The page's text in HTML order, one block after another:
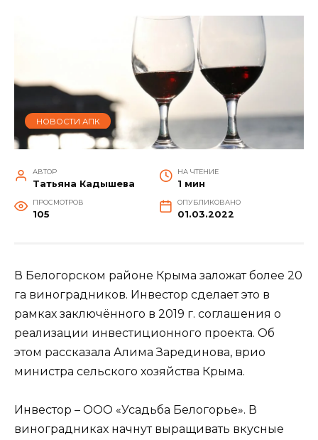
НОВОСТИ АПК
АВТОР
Татьяна Кадышева
НА ЧТЕНИЕ
1 мин
ПРОСМОТРОВ
105
ОПУБЛИКОВАНО
01.03.2022
В Белогорском районе Крыма заложат более 20
га виноградников. Инвестор сделает это в
рамках заключённого в 2019 г. соглашения о
реализации инвестиционного проекта. Об
этом рассказала Алима Зарединова, врио
министра сельского хозяйства Крыма.
Инвестор – ООО «Усадьба Белогорье». В
виноградниках начнут выращивать вкусные